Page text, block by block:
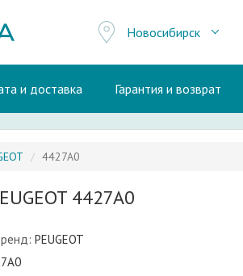
Новосибирск
и доставка Гарантия и возврат
4427A0
4427A0
PEUGEOT